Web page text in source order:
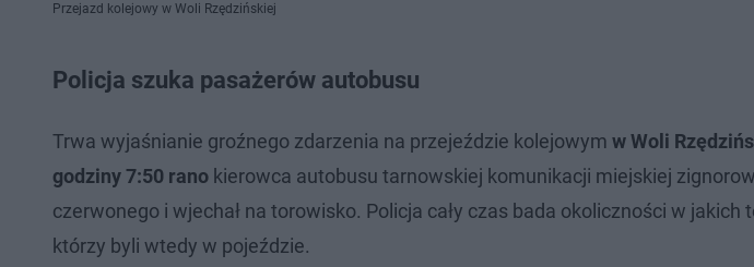
Przejazd kolejowy w Woli Rzędzińskiej
Policja szuka pasażerów autobusu
Trwa wyjaśnianie groźnego zdarzenia na przejeździe kolejowym w Woli
godziny 7:50 rano kierowca autobusu tarnowskiej komunikacji miejskiej
czerwonego i wjechał na torowisko. Policja cały czas bada okoliczności w jakich
którzy byli wtedy w pojeździe.